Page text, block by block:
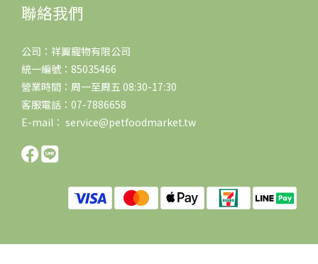
聯絡我們
公司：祥翼寵物有限公司
統一編號：85035466
營業時間：周一至周五 08:30-17:30
客服電話：07-7886658
E-mail： service@petfoodmarket.tw